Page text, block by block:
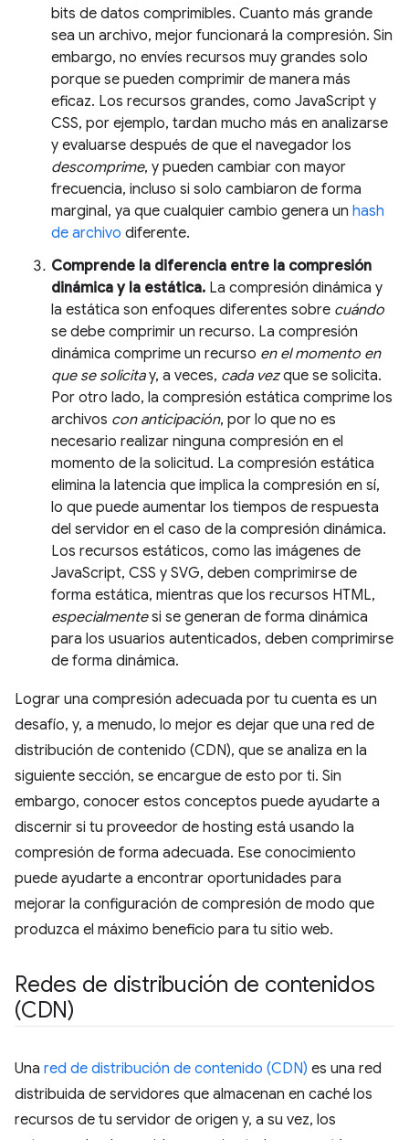
bits de datos comprimibles. Cuanto más grande
sea un archivo, mejor funcionará la compresión. Sin
embargo, no envíes recursos muy grandes solo
porque se pueden comprimir de manera más
eficaz. Los recursos grandes, como JavaScript y
CSS, por ejemplo, tardan mucho más en analizarse
y evaluarse después de que el navegador los
descomprime, y pueden cambiar con mayor
frecuencia, incluso si solo cambiaron de forma
marginal, ya que cualquier cambio genera un hash
de archivo diferente.
Comprende la diferencia entre la compresión
dinámica y la estática. La compresión dinámica y
la estática son enfoques diferentes sobre cuándo
se debe comprimir un recurso. La compresión
dinámica comprime un recurso en el momento en
que se solicitay, a veces, cada vezque se solicita.
Por otro lado, la compresión estática comprime los
archivos con anticipación, por lo que no es
necesario realizar ninguna compresión en el
momento de la solicitud. La compresión estática
elimina la latencia que implica la compresión en sí,
lo que puede aumentar los tiempos de respuesta
del servidor en el caso de la compresión dinámica.
Los recursos estáticos, como las imágenes de
JavaScript, CSS y SVG, deben comprimirse de
forma estática, mientras que los recursos HTML,
especialmentesi se generan de forma dinámica
para los usuarios autenticados, deben comprimirse
de forma dinámica.
Lograr una compresión adecuada por tu cuenta es un
desafío, y, a menudo, lo mejor es dejar que una red de
distribución de contenido (CDN), que se analiza en la
siguiente sección, se encargue de esto por ti. Sin
embargo, conocer estos conceptos puede ayudarte a
discernir si tu proveedor de hosting está usando la
compresión de forma adecuada. Ese conocimiento
puede ayudarte a encontrar oportunidades para
mejorar la configuración de compresión de modo que
produzca el máximo beneficio para tu sitio web.
Redes de distribución de contenidos
(CDN)
Una red de distribución de contenido (CDN) es una red
distribuida de servidores que almacenan en caché los
recursos de tu servidor de origen y, a su vez, los